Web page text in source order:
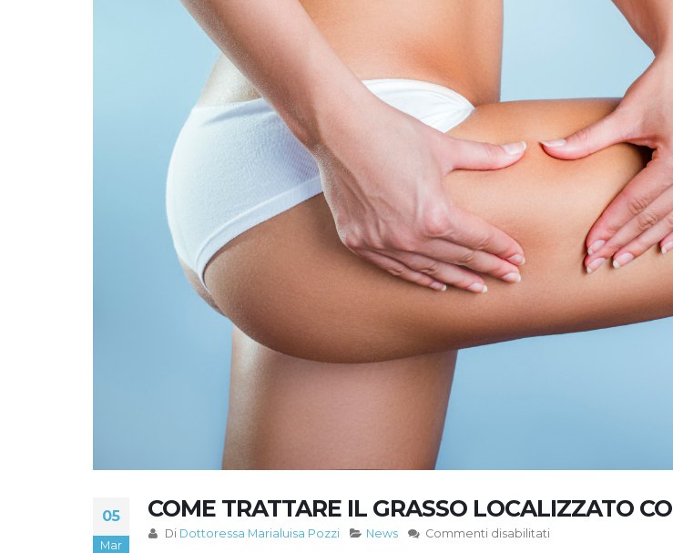
05
Mar
COME TRATTARE IL GRASSO LOCALIZZATO
Di Dottoressa Marialuisa Pozzi News Commenti disabilitatisu